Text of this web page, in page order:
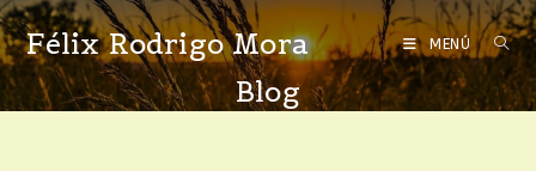
Félix Rodrigo Mora MENÚ
Blog